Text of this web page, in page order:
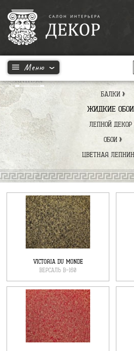
КАТАЛОГ
БАЛКИ
ЖИДКИЕ ОБОИ
ЛЕПНОЙ ДЕКОР
ОБОИ
ЦВЕТНАЯ
VICTORIA DU MONDE
ВЕРСАЛЬ В-160